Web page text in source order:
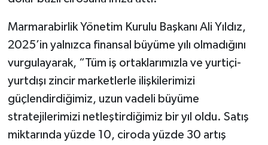
Marmarabirlik Yönetim Kurulu Başkanı Ali Yıldız,
2025’in yalnızca finansal büyüme yılı olmadığını
vurgulayarak, “Tüm iş ortaklarımızla ve yurtiçi-
yurtdışı zincir marketlerle ilişkilerimizi
güçlendirdiğimiz, uzun vadeli büyüme
stratejilerimizi netleştirdiğimiz bir yıl oldu. Satış
miktarında yüzde 10, ciroda yüzde 30 artış